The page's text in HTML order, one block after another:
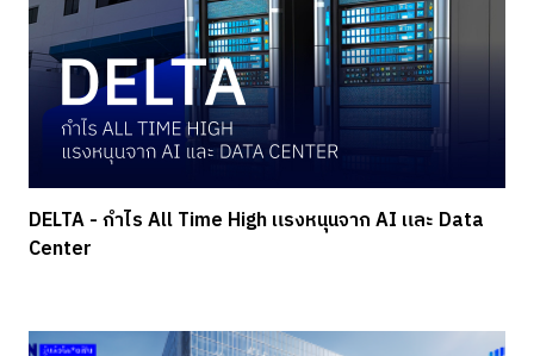
DELTA - กำไร All Time High แรงหนุนจาก AI และ Data
Center